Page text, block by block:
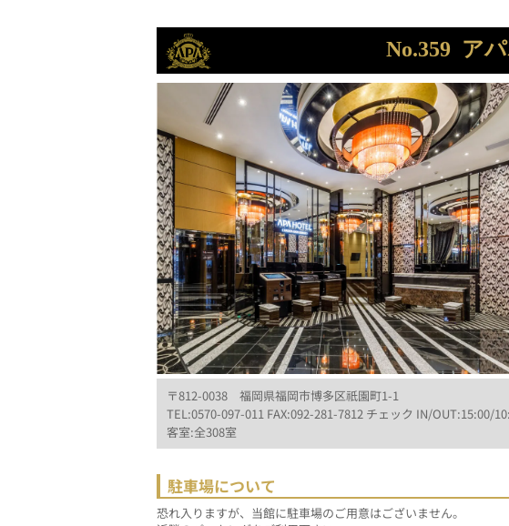
No.359 ア
〒812-0038 福岡県福岡市博多区祇園町1-1
TEL:0570-097-011 FAX:092-281-7812 チェック IN/OUT:15:00/
客室:全308室
駐車場について
恐れ入りますが、当館に駐車場のご用意はございません。